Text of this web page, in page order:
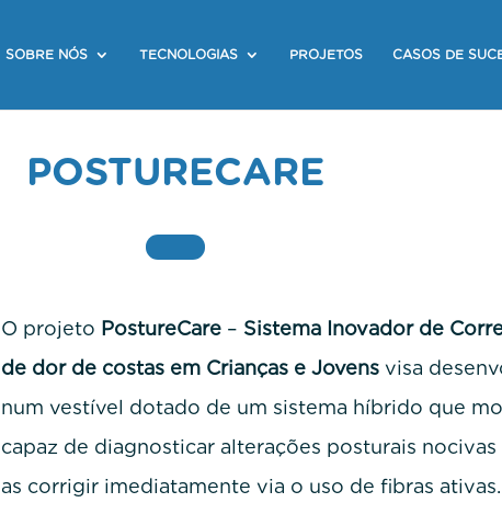
SOBRE NÓS TECNOLOGIAS PROJETOS CASOS DE
POSTURECARE
O projeto PostureCare– Sistema Inovador de
de dor de costas em Crianças e Jovens visa
num vestível dotado de um sistema híbrido que
capaz de diagnosticar alterações posturais
as corrigir imediatamente via o uso de fibras ativas.